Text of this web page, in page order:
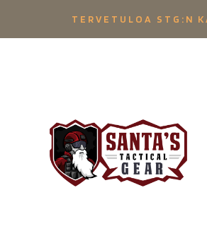
TERVETULOA STG:N